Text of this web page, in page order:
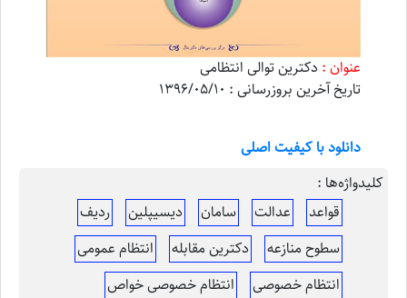
عنوان : دکترین توالی انتظامی
تاریخ آخرین بروزرسانی : 1396/05/10
دانلود با کیفیت اصلی
کلیدواژه‌ها :
قواعد
عدالت سامان دیسیپلین
ردیف
سطوح منازعه
دکترین مقابله
انتظام عمومی
انتظام خصوصی
انتظام خصوصی خواص